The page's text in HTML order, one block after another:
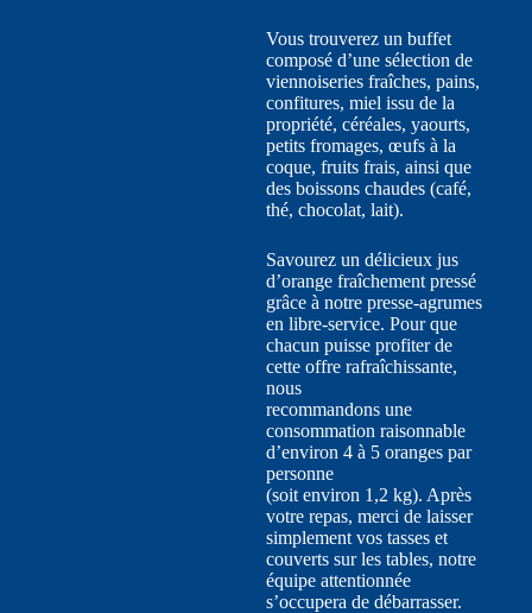
Vous trouverez un buffet
composé d’une sélection de
viennoiseries fraîches, pains,
confitures, miel issu de la
propriété, céréales, yaourts,
petits fromages, œufs à la
coque, fruits frais, ainsi que
des boissons chaudes (café,
thé, chocolat, lait).
Savourez un délicieux jus
d’orange fraîchement pressé
grâce à notre presse-agrumes
en libre-service. Pour que
chacun puisse profiter de
cette offre rafraîchissante,
nous
recommandons une
consommation raisonnable
d’environ 4 à 5 oranges par
personne
(soit environ 1,2 kg). Après
votre repas, merci de laisser
simplement vos tasses et
couverts sur les tables, notre
équipe attentionnée
s’occupera de débarrasser.